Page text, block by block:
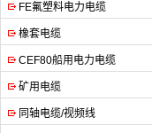
FE氟塑料电力电缆
橡套电缆
CEF80船用电力电缆
矿用电缆
同轴电缆/视频线